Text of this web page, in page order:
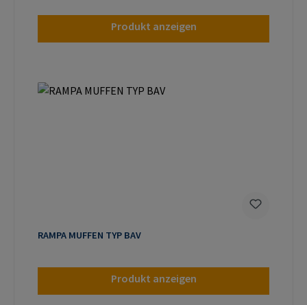
Produkt anzeigen
RAMPA MUFFEN TYP BAV
Produkt anzeigen